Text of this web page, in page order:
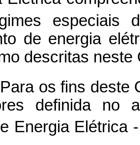
especiais
de energia
descritas neste
os fins deste
definida no
Energia Elétrica